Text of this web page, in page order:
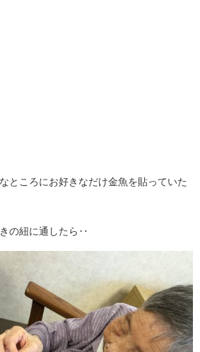
ところにお好きなだけ金魚を貼っていた
の紐に通したら‥